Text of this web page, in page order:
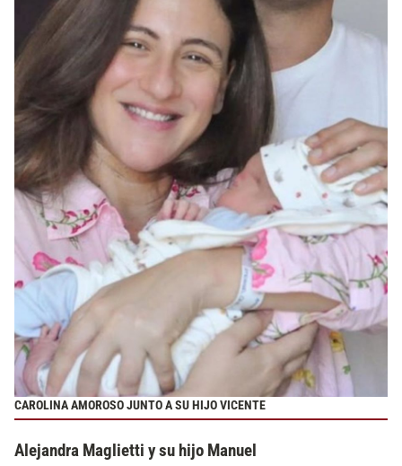
CAROLINA AMOROSO JUNTO A SU HIJO VICENTE
Alejandra Maglietti y su hijo Manuel